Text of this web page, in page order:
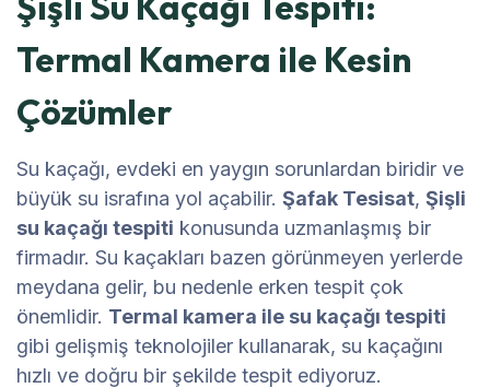
Termal Kamera ile Kesin
Çözümler
Su kaçağı, evdeki en yaygın sorunlardan biridir ve
büyük su israfına yol açabilir. Şafak Tesisat, Şişli
su kaçağı tespiti konusunda uzmanlaşmış bir
firmadır. Su kaçakları bazen görünmeyen yerlerde
meydana gelir, bu nedenle erken tespit çok
önemlidir. Termal kamera ile su kaçağı tespiti
gibi gelişmiş teknolojiler kullanarak, su kaçağını
hızlı ve doğru bir şekilde tespit ediyoruz.